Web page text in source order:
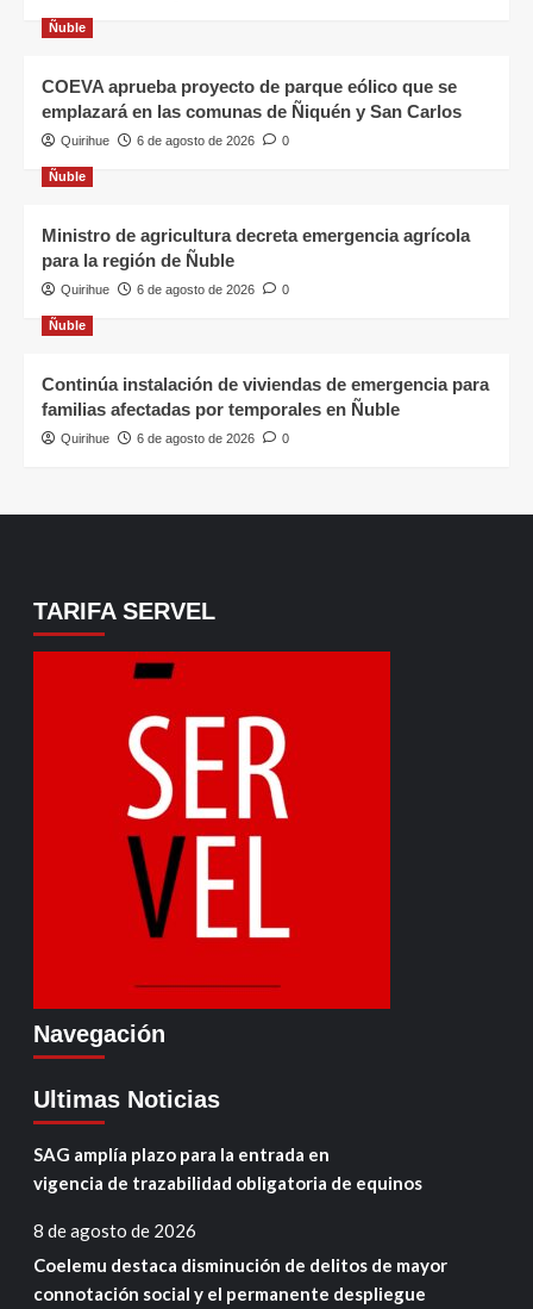
Ñuble
COEVA aprueba proyecto de parque eólico que se
emplazará en las comunas de Ñiquén y San Carlos
Quirihue 6 de agosto de 2026 0
Ñuble
Ministro de agricultura decreta emergencia agrícola
para la región de Ñuble
Quirihue 6 de agosto de 2026 0
Ñuble
Continúa instalación de viviendas de emergencia para
familias afectadas por temporales en Ñuble
Quirihue 6 de agosto de 2026 0
TARIFA SERVEL
Navegación
Ultimas Noticias
SAG amplía plazo para la entrada en
vigencia de trazabilidad obligatoria de equinos
8 de agosto de 2026
Coelemu destaca disminución de delitos de mayor
connotación social y el permanente despliegue